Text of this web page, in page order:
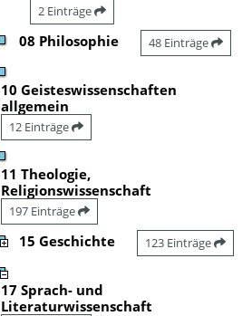
2 Einträge
08 Philosophie 48 Einträge
10 Geisteswissenschaften
allgemein
12 Einträge
11 Theologie,
Religionswissenschaft
197 Einträge
15 Geschichte 123 Einträge
17 Sprach- und
Literaturwissenschaft